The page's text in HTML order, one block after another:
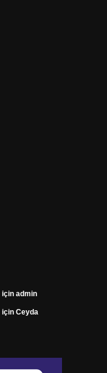
için admin
için Ceyda